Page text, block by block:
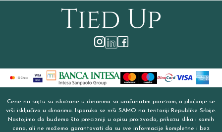
Cene na sajtu su iskazane u dinarima sa uračunatim porezom, a plaćanje se
vrši isključivo u dinarima. Isporuka se vrši SAMO na teritoriji Republike Srbije.
Nastojimo da budemo što precizniji u opisu proizvoda, prikazu slika i samih
cena, ali ne možemo garantovati da su sve informacije kompletne i bez